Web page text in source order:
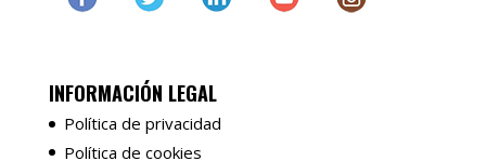
INFORMACIÓN LEGAL
Política de privacidad
Política de cookies